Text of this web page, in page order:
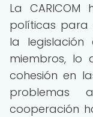
La
políticas para
la legislación
miembros, lo
cohesión en
problemas
cooperación